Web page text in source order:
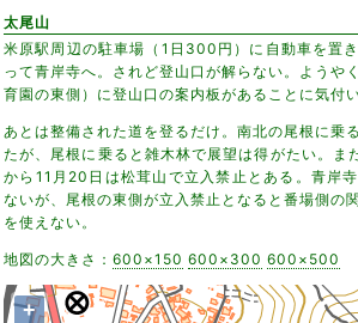
太尾山
米原駅周辺の駐車場（1日300円）に自動車を置
って青岸寺へ。されど登山口が解らない。ようや
育園の東側）に登山口の案内板があることに気付い
あとは整備された道を登るだけ。南北の尾根に乗
たが、尾根に乗ると雑木林で展望は得がたい。ま
から11月20日は松茸山で立入禁止とある。青岸
ないが、尾根の東側が立入禁止となると番場側の
を使えない。
地図の大きさ： 600×150 600×300 600×500
+